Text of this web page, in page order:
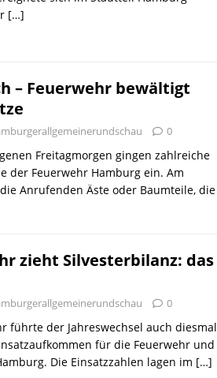
[…]
– Feuerwehr bewältigt
0
Freitagmorgen gingen zahlreiche
der Feuerwehr Hamburg ein. Am
Anrufenden Äste oder Baumteile, die
zieht Silvesterbilanz: das
0
führte der Jahreswechsel auch diesmal
für die Feuerwehr und
Die Einsatzzahlen lagen im […]